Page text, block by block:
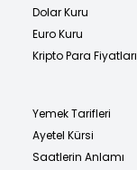
Dolar Kuru
Euro Kuru
Kripto Para Fiyatları
Yemek Tarifleri
Ayetel Kürsi
Saatlerin Anlamı